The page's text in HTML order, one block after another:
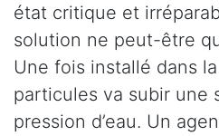
état critique et
solution ne peut-être
Une fois installé dans
particules va subir une
pression d’eau. Un